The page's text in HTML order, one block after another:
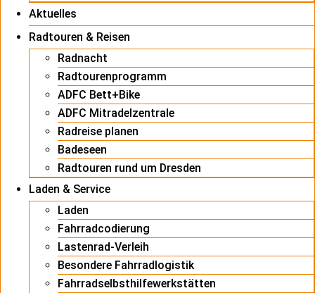
Aktuelles
Radtouren & Reisen
Radnacht
Radtourenprogramm
ADFC Bett+Bike
ADFC Mitradelzentrale
Radreise planen
Badeseen
Radtouren rund um Dresden
Laden & Service
Laden
Fahrradcodierung
Lastenrad-Verleih
Besondere Fahrradlogistik
Fahrradselbsthilfewerkstätten